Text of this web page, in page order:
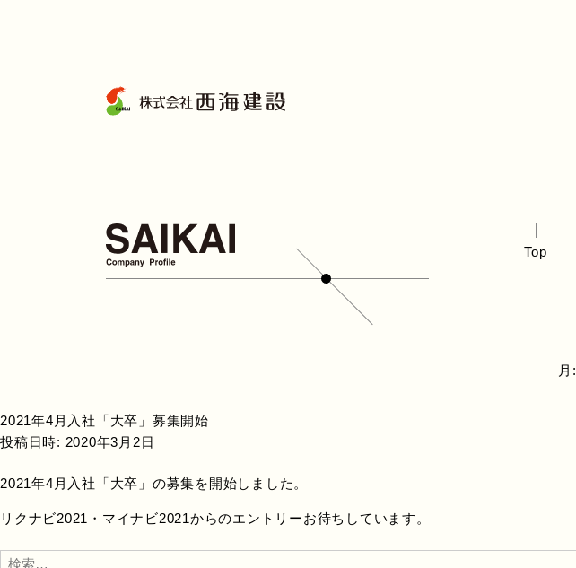
Top
月:
2021年4月入社「大卒」募集開始
投稿日時: 2020年3月2日
2021年4月入社「大卒」の募集を開始しました。
リクナビ2021・マイナビ2021からのエントリーお待ちしています。
検